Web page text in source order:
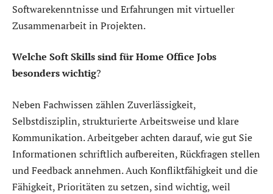
Softwarekenntnisse und Erfahrungen mit virtueller
Zusammenarbeit in Projekten.
Welche Soft Skills sind für Home Office Jobs
besonders wichtig?
Neben Fachwissen zählen Zuverlässigkeit,
Selbstdisziplin, strukturierte Arbeitsweise und klare
Kommunikation. Arbeitgeber achten darauf, wie gut Sie
Informationen schriftlich aufbereiten, Rückfragen stellen
und Feedback annehmen. Auch Konfliktfähigkeit und die
Fähigkeit, Prioritäten zu setzen, sind wichtig, weil